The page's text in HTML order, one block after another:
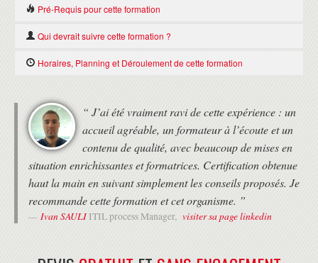
Introduction
COMMUTATION DE NIVEAU 2
Terminologie et concepts
RÉSEAUX VIRTUELS (VLANS)
Vue d'ensemble des VLANs
Configurer et contrôler les VLANs
VLAN Voix
VLAN Natif
Interfaces routées de type VLAN
PROTOCOLE SPANNING TREE
Présentation
Loop et Root Protection
Pré-Requis pour cette formation
Avoir suivi les formations JuniperIntroduction à Junos (IJOS) et Junos
équivalentes.
Qui devrait suivre cette formation ?
Cette formation s'adresse aux ingénieurs et administrateurs réseaux
Horaires, Planning et Déroulement de cette formation
HORAIRES
• Formation de 9h30 à 17h30 le premier jour, puis de 9h à 17h.
• Deux pauses de 15 minutes le matin et l'après-midi.
• 1 heure de pause déjeuner
MODALITÉS
• Formation avec un Expert Formateur (pas de vidéos pré-
enregistrées).
• Formation organisée au choix du stagiaire :
“ J’ai été vraiment ravi de cette expérience : un
accueil agréable, un formateur à l’écoute et un
contenu de qualité, avec beaucoup de mises en
situation enrichissantes et formatrices. Certification obtenue
haut la main en suivant simplement les conseils proposés. Je
recommande cette formation et cet organisme. ”
Ivan SAULIITIL process Manager, visiter sa page linkedin